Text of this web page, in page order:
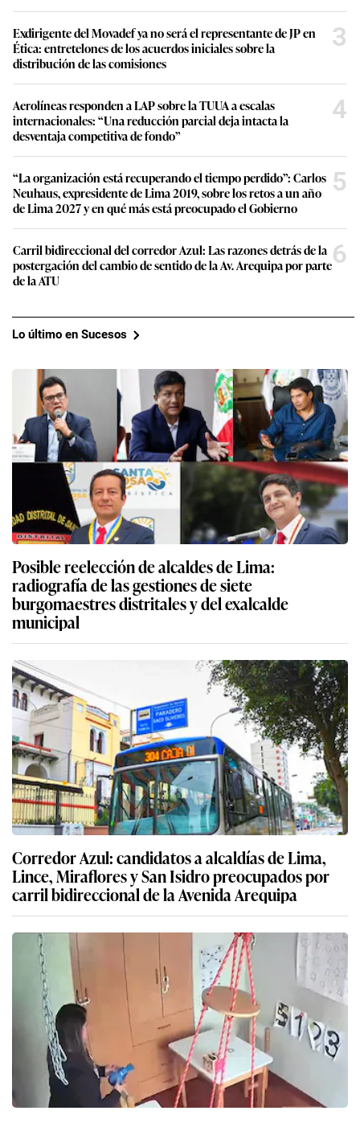
Exdirigente del Movadef ya no será el representante de JP en
Ética: entretelones de los acuerdos iniciales sobre la
distribución de las comisiones
3
Aerolíneas responden a LAP sobre la TUUA a escalas
internacionales: “Una reducción parcial deja intacta la
desventaja competitiva de fondo”
4
“La organización está recuperando el tiempo perdido”: Carlos
Neuhaus, expresidente de Lima 2019, sobre los retos a un año
de Lima 2027 y en qué más está preocupado el Gobierno
5
Carril bidireccional del corredor Azul: Las razones detrás de la
postergación del cambio de sentido de la Av. Arequipa por parte
de la ATU
6
Lo último en Sucesos
Posible reelección de alcaldes de Lima:
radiografía de las gestiones de siete
burgomaestres distritales y del exalcalde
municipal
Corredor Azul: candidatos a alcaldías de Lima,
Lince, Miraflores y San Isidro preocupados por
carril bidireccional de la Avenida Arequipa